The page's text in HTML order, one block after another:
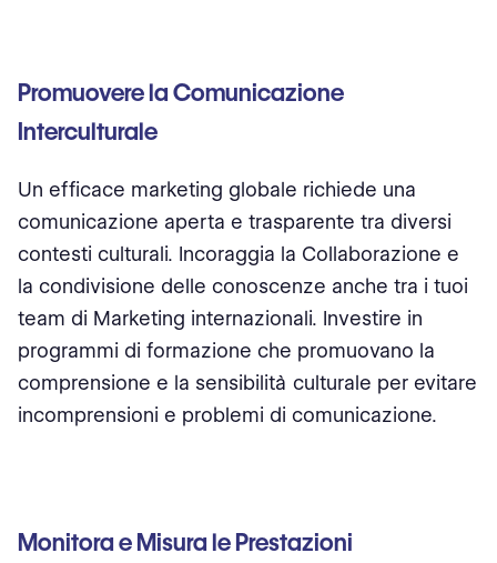
Promuovere la Comunicazione
Interculturale
Un efficace marketing globale richiede una
comunicazione aperta e trasparente tra diversi
contesti culturali. Incoraggia la Collaborazione e
la condivisione delle conoscenze anche tra i tuoi
team di Marketing internazionali. Investire in
programmi di formazione che promuovano la
comprensione e la sensibilità culturale per evitare
incomprensioni e problemi di comunicazione.
Monitora e Misura le Prestazioni